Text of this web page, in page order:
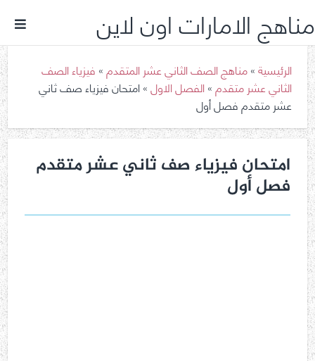
مناهج الامارات اون لاين
الرئيسية»مناهج الصف الثاني عشر المتقدم»فيزياء الصف
الثاني عشر متقدم»الفصل الاول»امتحان فيزياء صف ثاني
عشر متقدم فصل أول
امتحان فيزياء صف ثاني عشر متقدم
فصل أول